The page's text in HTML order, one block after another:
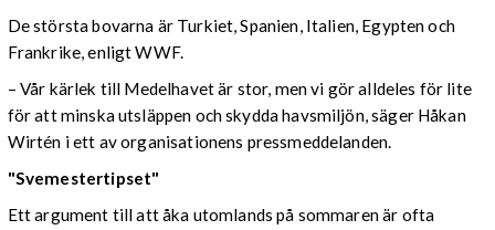
De största bovarna är Turkiet, Spanien, Italien, Egypten och
Frankrike, enligt WWF.
– Vår kärlek till Medelhavet är stor, men vi gör alldeles för lite
för att minska utsläppen och skydda havsmiljön, säger Håkan
Wirtén i ett av organisationens pressmeddelanden.
"Svemestertipset"
Ett argument till att åka utomlands på sommaren är ofta